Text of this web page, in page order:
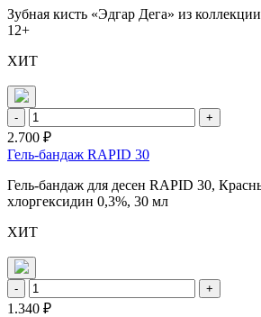
Зубная кисть «Эдгар Дега» из
12+
ХИТ
- +
2.700 ₽
Гель-бандаж RAPID 30
Гель-бандаж для десен RAPID 30,
хлоргексидин 0,3%, 30 мл
ХИТ
- +
1.340 ₽